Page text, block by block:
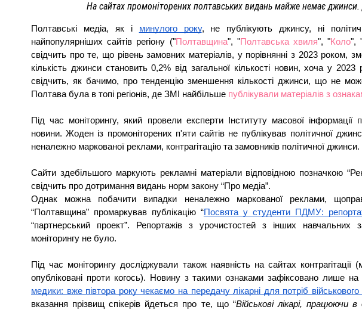
На сайтах промоніторених полтавських видань майже немає
Полтавські медіа, як і минулого року, не публікують джинсу, ні
найпопулярніших сайтів регіону ("Полтавщина", "Полтавська хвиля", "Коло",
свідчить про те, що рівень замовних матеріалів, у порівнянні з 2023 роком,
кількість джинси становить 0,2% від загальної кількості новин, хоча у
свідчить, як бачимо, про тенденцію зменшення кількості джинси, що не
Полтава була в топі регіонів, де ЗМІ найбільше публікували матеріалів з
Під час моніторингу, який провели експерти Інституту масової
новини. Жоден із промоніторених п'яти сайтів не публікував політичної
неналежно маркованої реклами, контрагітацію та замовників політичної джинси.
Сайти здебільшого маркують рекламні матеріали відповідною позначкою
свідчить про дотримання видань норм закону “Про медіа”.
Однак можна побачити випадки неналежно маркованої реклами,
“Полтавщина” промаркував публікацію “Посвята у студенти ПДМУ:
“партнерський проект”. Репортажів з урочистостей з інших навчальних
моніторингу не було.
Під час моніторингу досліджували також наявність на сайтах контрагітації
опубліковані проти когось). Новину з такими ознаками зафіксовано лише на
медики: вже півтора року чекаємо на передачу лікарні для потріб
вказання прізвищ спікерів йдеться про те, що “Військові лікарі, працюючи